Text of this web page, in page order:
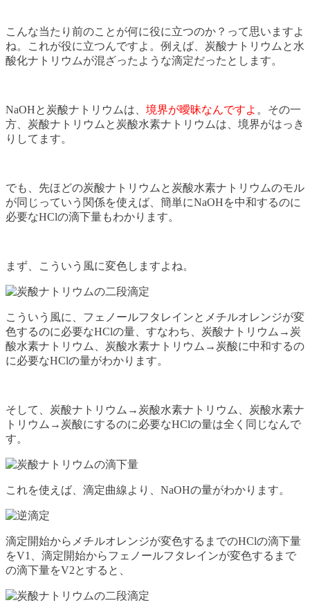
こんな当たり前のことが何に役に立つのか？って思いますよ
ね。これが役に立つんですよ。例えば、炭酸ナトリウムと水
酸化ナトリウムが混ざったような滴定だったとします。
NaOHと炭酸ナトリウムは、 境界が曖昧なんですよ 。その一
方、炭酸ナトリウムと炭酸水素ナトリウムは、境界がはっき
りしてます。
でも、先ほどの炭酸ナトリウムと炭酸水素ナトリウムのモル
が同じっていう関係を使えば、簡単にNaOHを中和するのに
必要なHClの滴下量もわかります。
まず、こういう風に変色しますよね。
こういう風に、フェノールフタレインとメチルオレンジが変
色するのに必要なHClの量、すなわち、炭酸ナトリウム→炭
酸水素ナトリウム、炭酸水素ナトリウム→炭酸に中和するの
に必要なHClの量がわかります。
そして、炭酸ナトリウム→炭酸水素ナトリウム、炭酸水素ナ
トリウム→炭酸にするのに必要なHClの量は全く同じなんで
す。
これを使えば、滴定曲線より、NaOHの量がわかります。
滴定開始からメチルオレンジが変色するまでのHClの滴下量
をV1、滴定開始からフェノールフタレインが変色するまで
の滴下量をV2とすると、